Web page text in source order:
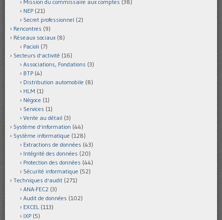
Mission du commissaire aux comptes (38)
NEP (21)
Secret professionnel (2)
Rencontres (9)
Réseaux sociaux (8)
Pacioli (7)
Secteurs d'activité (16)
Associations, Fondations (3)
BTP (4)
Distribution automobile (8)
HLM (1)
Négoce (1)
Services (1)
Vente au détail (3)
Système d'information (44)
Système informatique (128)
Extractions de données (43)
Intégrité des données (20)
Protection des données (44)
Sécurité informatique (52)
Techniques d'audit (271)
ANA-FEC2 (3)
Audit de données (102)
EXCEL (113)
IXP (5)